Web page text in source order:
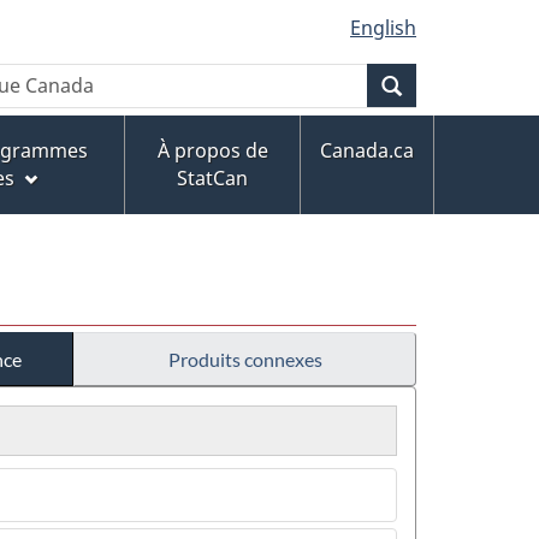
English
À propos de
StatCan
Canada.ca
Produits connexes